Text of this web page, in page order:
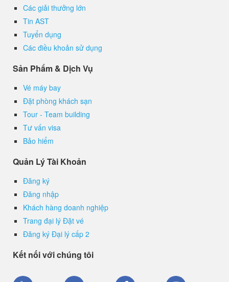
Các giải thưởng lớn
Tin AST
Tuyển dụng
Các điều khoản sử dụng
Sản Phẩm & Dịch Vụ
Vé máy bay
Đặt phòng khách sạn
Tour - Team building
Tư vấn visa
Bảo hiểm
Quản Lý Tài Khoản
Đăng ký
Đăng nhập
Khách hàng doanh nghiệp
Trang đại lý Đặt vé
Đăng ký Đại lý cấp 2
Kết nối với chúng tôi